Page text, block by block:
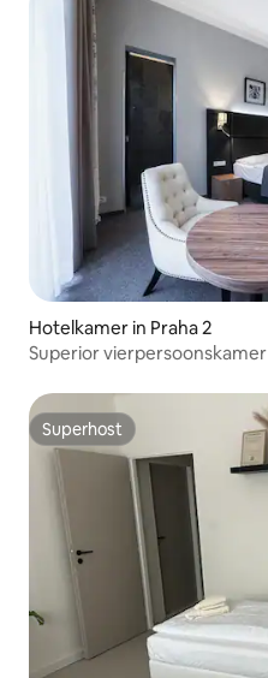
Hotelkamer in Praha 2
Superior vierpersoonskamer
Superhost
Superhost